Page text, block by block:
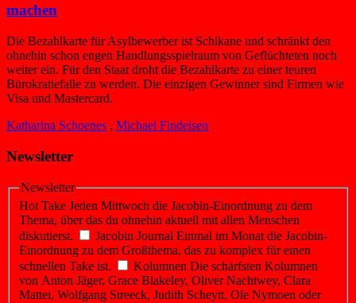
machen
Die Bezahlkarte für Asylbewerber ist Schikane und schränkt den
ohnehin schon engen Handlungsspielraum von Geflüchteten noch
weiter ein. Für den Staat droht die Bezahlkarte zu einer teuren
Bürokratiefalle zu werden. Die einzigen Gewinner sind Firmen wie
Visa und Mastercard.
Katharina Schoenes , Michael Findeisen
Newsletter
Newsletter
Hot Take Jeden Mittwoch die Jacobin-Einordnung zu dem
Thema, über das du ohnehin aktuell mit allen Menschen
diskutierst.
Jacobin Journal Einmal im Monat die Jacobin-
Einordnung zu dem Großthema, das zu komplex für einen
schnellen Take ist.
Kolumnen Die schärfsten Kolumnen
von Anton Jäger, Grace Blakeley, Oliver Nachtwey, Clara
Mattei, Wolfgang Streeck, Judith Scheytt, Ole Nymoen oder